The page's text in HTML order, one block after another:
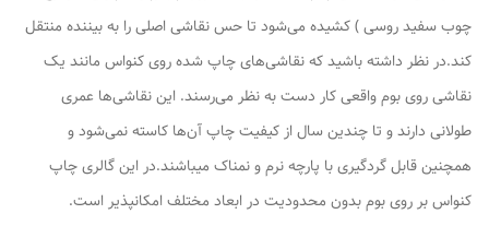
چوب سفید روسی ) کشیده می‌شود تا حس نقاشی اصلی را به بیننده منتقل
کند.در نظر داشته باشید که نقاشی‌های چاپ شده روی کنواس مانند یک
نقاشی روی بوم واقعی کار دست به نظر می‌رسند. این نقاشی‌ها عمری
طولانی دارند و تا چندین سال از کیفیت چاپ آن‌ها کاسته نمی‌شود و
همچنین قابل گردگیری با پارچه نرم و نمناک میباشند.در این گالری چاپ
کنواس بر روی بوم بدون محدودیت در ابعاد مختلف امکانپذیر است.